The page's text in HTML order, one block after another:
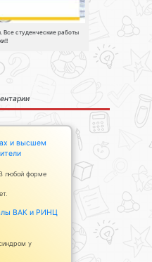
Все студенческие работы
и высшем
любой форме
ВАК и РИНЦ
у